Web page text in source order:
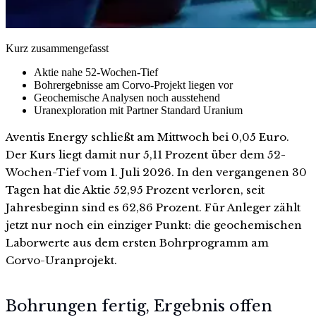
Kurz zusammengefasst
Aktie nahe 52-Wochen-Tief
Bohrergebnisse am Corvo-Projekt liegen vor
Geochemische Analysen noch ausstehend
Uranexploration mit Partner Standard Uranium
Aventis Energy schließt am Mittwoch bei 0,05 Euro.
Der Kurs liegt damit nur 5,11 Prozent über dem 52-
Wochen-Tief vom 1. Juli 2026. In den vergangenen 30
Tagen hat die Aktie 52,95 Prozent verloren, seit
Jahresbeginn sind es 62,86 Prozent. Für Anleger zählt
jetzt nur noch ein einziger Punkt: die geochemischen
Laborwerte aus dem ersten Bohrprogramm am
Corvo-Uranprojekt.
Bohrungen fertig, Ergebnis offen